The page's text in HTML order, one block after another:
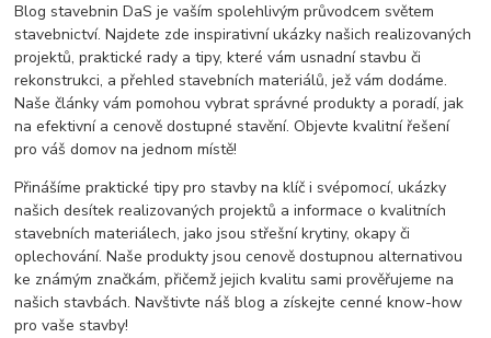
závětrná lišta
návod okraj střechy kraj střechy
olištování
přesah
odkap vody
Blog stavebnin DaS je vaším spolehlivým průvodcem světem
stavebnictví. Najdete zde inspirativní ukázky našich realizovaných
projektů, praktické rady a tipy, které vám usnadní stavbu či
rekonstrukci, a přehled stavebních materiálů, jež vám dodáme.
Naše články vám pomohou vybrat správné produkty a poradí, jak
na efektivní a cenově dostupné stavění. Objevte kvalitní řešení
pro váš domov na jednom místě!
Přinášíme praktické tipy pro stavby na klíč i svépomocí, ukázky
našich desítek realizovaných projektů a informace o kvalitních
stavebních materiálech, jako jsou střešní krytiny, okapy či
oplechování. Naše produkty jsou cenově dostupnou alternativou
ke známým značkám, přičemž jejich kvalitu sami prověřujeme na
našich stavbách. Navštivte náš blog a získejte cenné know-how
pro vaše stavby!